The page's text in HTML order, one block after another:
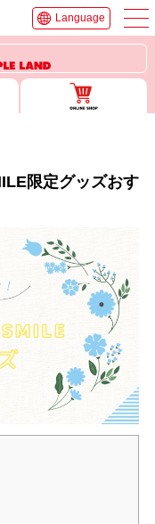
Language
限定グッズおす